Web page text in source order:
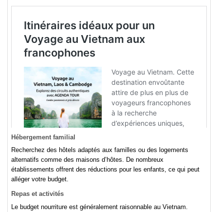
Hébergement familial
Recherchez des hôtels adaptés aux familles ou des logements
alternatifs comme des maisons d’hôtes. De nombreux
établissements offrent des réductions pour les enfants, ce qui peut
alléger votre budget.
Repas et activités
Le budget nourriture est généralement raisonnable au Vietnam.